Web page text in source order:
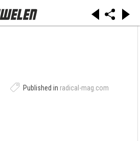
Published in radical-mag.com